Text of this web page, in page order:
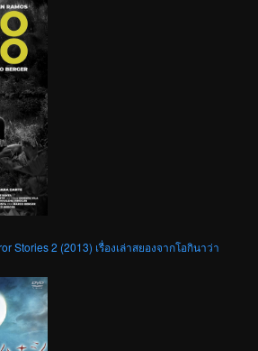
Stories 2 (2013) เรื่องเล่าสยองจากโอกินาว่า